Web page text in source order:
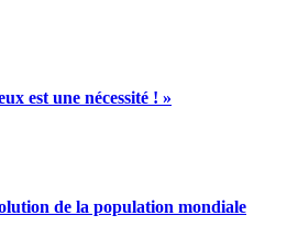
est une nécessité ! »
de la population mondiale